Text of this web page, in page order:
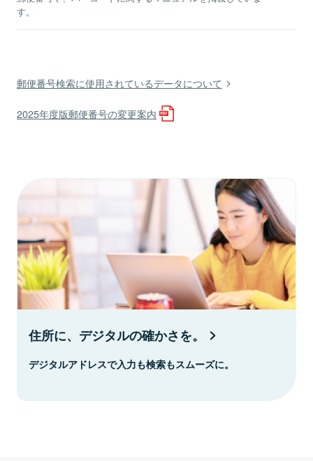
す。
郵便番号検索に使用されているデータについて
2025年度版郵便番号の変更案内
住所に、デジタルの確かさを。
デジタルアドレスで入力も検索もスムーズに。